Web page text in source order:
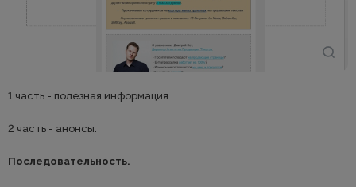
1 часть - полезная информация
2 часть - анонсы.
Последовательность.